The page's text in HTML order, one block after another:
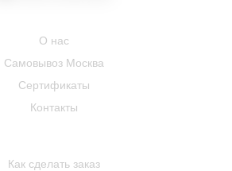
О нас
Самовывоз Москва
Сертификаты
Контакты
Как сделать заказ